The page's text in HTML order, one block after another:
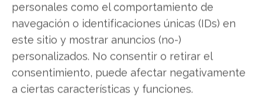
personales como el comportamiento de
navegación o identificaciones únicas (IDs) en
este sitio y mostrar anuncios (no-)
personalizados. No consentir o retirar el
consentimiento, puede afectar negativamente
a ciertas características y funciones.
SOBRE EL AUTOR